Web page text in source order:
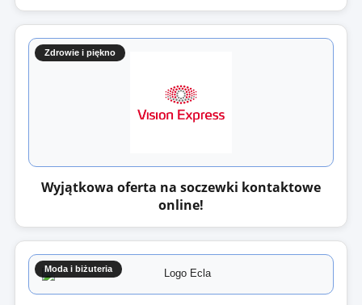
Zdrowie i piękno
Wyjątkowa oferta na soczewki kontaktowe
online!
Moda i biżuteria